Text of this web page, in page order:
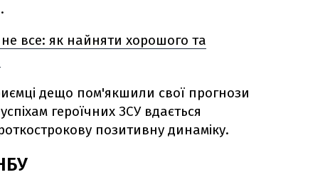
все: як найняти хорошого та
дещо пом'якшили свої прогнози
героїчних ЗСУ вдається
позитивну динаміку.